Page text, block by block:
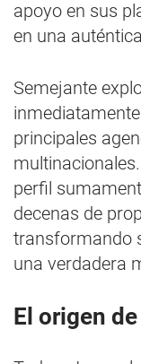
apoyo en sus
en una
Semejante
principales
perfil
decenas de
transformando
una verdadera
El origen